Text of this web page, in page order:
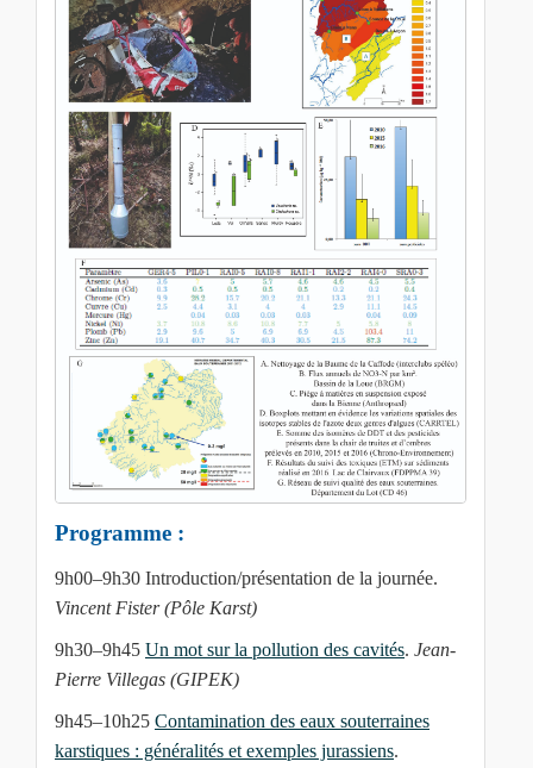
Programme :
9h00–9h30 Introduction/présentation de la journée.
Vincent Fister (Pôle Karst)
9h30–9h45 Un mot sur la pollution des cavités. Jean-
Pierre Villegas (GIPEK)
9h45–10h25 Contamination des eaux souterraines
karstiques : généralités et exemples jurassiens.